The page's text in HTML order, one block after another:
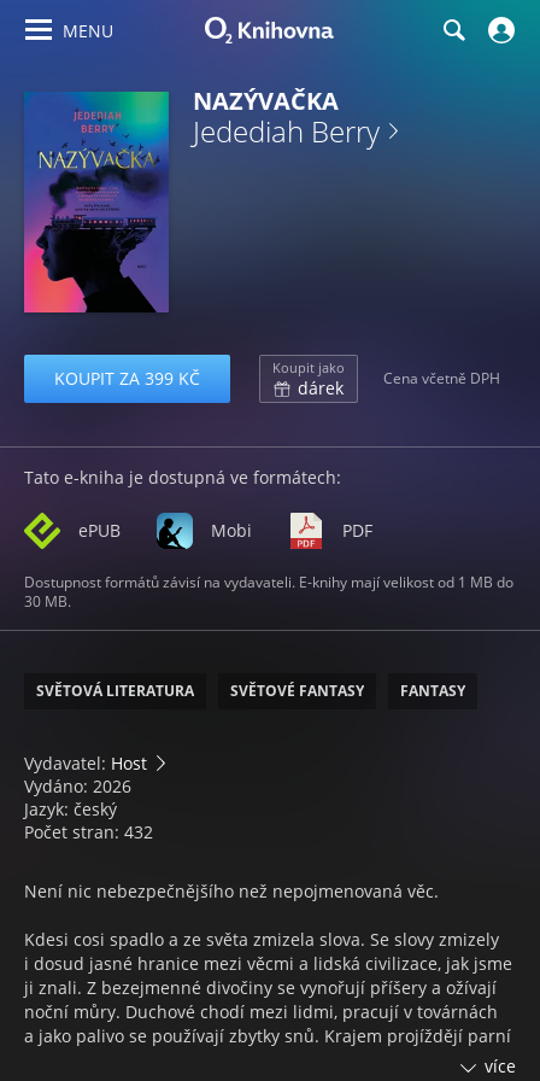
MENU
NAZÝVAČKA
Jedediah Berry
KOUPIT ZA 399 KČ Koupit jako
dárek Cena včetně DPH
Tato e-kniha je dostupná ve formátech:
ePUB Mobi PDF
Dostupnost formátů závisí na vydavateli. E-knihy mají velikost od 1 MB do
30 MB.
SVĚTOVÁ LITERATURA SVĚTOVÉ FANTASY FANTASY
Vydavatel: Host
Vydáno: 2026
Jazyk: český
Počet stran: 432
Není nic nebezpečnějšího než nepojmenovaná věc.
Kdesi cosi spadlo a ze světa zmizela slova. Se slovy zmizely
i dosud jasné hranice mezi věcmi a lidská civilizace, jak jsme
ji znali. Z bezejmenné divočiny se vynořují příšery a ožívají
noční můry. Duchové chodí mezi lidmi, pracují v továrnách
a jako palivo se používají zbytky snů. Krajem projíždějí parní
vlaky a v jednom z nich sídlí nazývací komise, která pracněvíce